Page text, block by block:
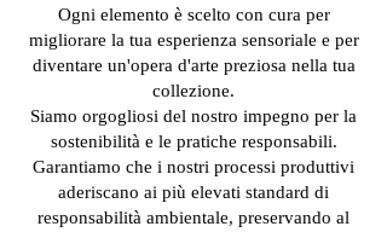
Ogni elemento è scelto con cura per
migliorare la tua esperienza sensoriale e per
diventare un'opera d'arte preziosa nella tua
collezione.
Siamo orgogliosi del nostro impegno per la
sostenibilità e le pratiche responsabili.
Garantiamo che i nostri processi produttivi
aderiscano ai più elevati standard di
responsabilità ambientale, preservando al